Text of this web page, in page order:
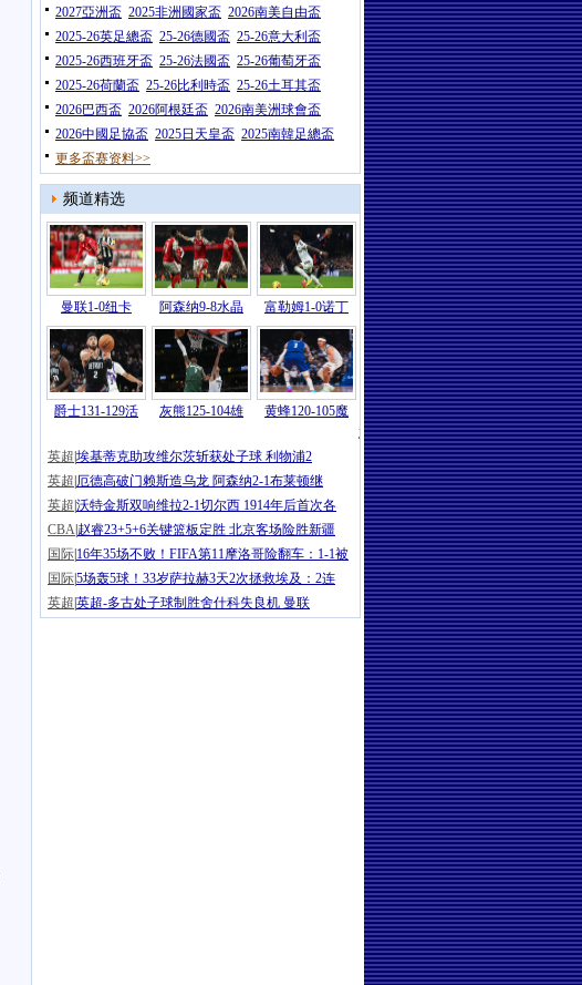
2027亞洲盃 2025非洲國家盃 2026南美自由盃
2025-26英足總盃 25-26德國盃 25-26意大利盃
2025-26西班牙盃 25-26法國盃 25-26葡萄牙盃
2025-26荷蘭盃 25-26比利時盃 25-26土耳其盃
2026巴西盃 2026阿根廷盃 2026南美洲球會盃
2026中國足協盃 2025日天皇盃 2025南韓足總盃
更多盃赛资料>>
频道精选
曼联1-0纽卡 阿森纳9-8水晶 富勒姆1-0诺丁
爵士131-129活 灰熊125-104雄
黄蜂120-105魔
意甲|卡卢卢破门伊尔迪兹建功 尤文2-
英超 埃基蒂克助攻维尔茨斩获处子球 利物浦2
英超 厄德高破门赖斯造乌龙 阿森纳2-1布莱顿继
英超 沃特金斯双响维拉2-1切尔西 1914年后首次各
CBA 赵睿23+5+6关键篮板定胜 北京客场险胜新疆
国际 16年35场不败！FIFA第11摩洛哥险翻车：1-1被
国际5场轰5球！33岁萨拉赫3天2次拯救埃及：2连
英超 英超-多古处子球制胜舍什科失良机 曼联